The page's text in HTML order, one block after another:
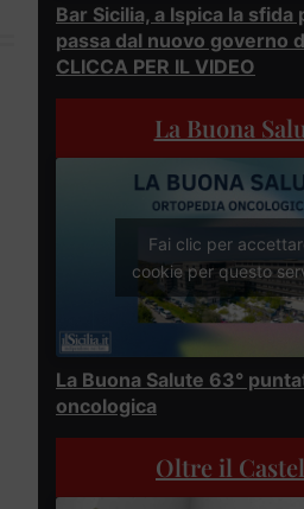
Bar Sicilia, a Ispica la
passa dal nuovo governo
CLICCA PER IL VIDEO
La Buona
Fai clic per
cookie per questo
La Buona Salute 63°
oncologica
Oltre il